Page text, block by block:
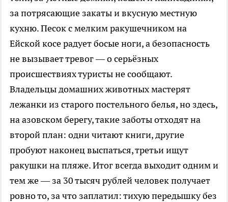
за потрясающие закаты и вкусную местную
кухню. Песок с мелким ракушечником на
Ейской косе радует босые ноги, а безопасность
не вызывает тревог — о серьёзных
происшествиях туристы не сообщают.
Владельцы домашних животных мастерят
лежанки из старого постельного белья, но здесь,
на азовском берегу, такие заботы отходят на
второй план: одни читают книги, другие
пробуют наконец выспаться, третьи ищут
ракушки на пляже. Итог всегда выходит одним и
тем же — за 30 тысяч рублей человек получает
ровно то, за что заплатил: тихую передышку без